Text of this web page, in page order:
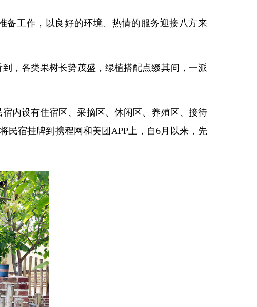
备工作，以良好的环境、热情的服务迎接八方来
，各类果树长势茂盛，绿植搭配点缀其间，一派
内设有住宿区、采摘区、休闲区、养殖区、接待
民宿挂牌到携程网和美团APP上，自6月以来，先